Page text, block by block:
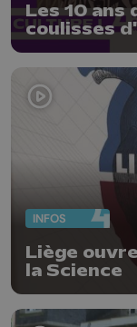
Les 10 ans
coulisses
INFOS
Liège
la Science